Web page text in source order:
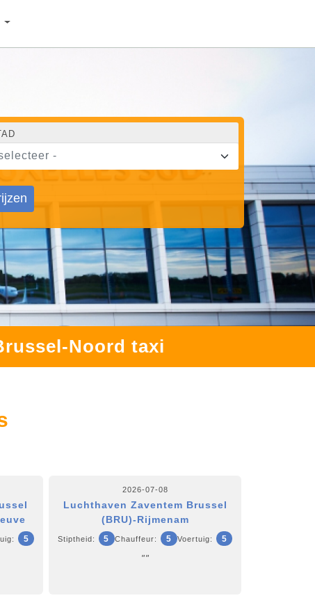
-
Noord taxi
5
2026-07-08
Luchthaven Zaventem Brussel
(BRU)-Rijmenam
Stiptheid: 5 Chauffeur: 5 Voertuig: 5
""